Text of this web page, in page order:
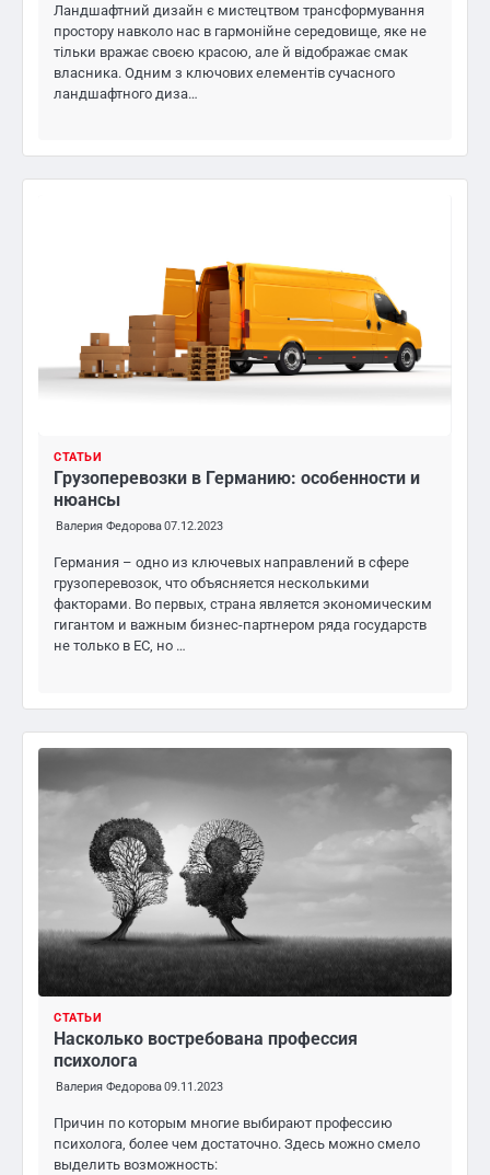
Ландшафтний дизайн є мистецтвом трансформування
простору навколо нас в гармонійне середовище, яке не
тільки вражає своєю красою, але й відображає смак
власника. Одним з ключових елементів сучасного
ландшафтного диза…
СТАТЬИ
Грузоперевозки в Германию: особенности и
нюансы
Валерия Федорова07.12.2023
Германия – одно из ключевых направлений в сфере
грузоперевозок, что объясняется несколькими
факторами. Во первых, страна является экономическим
гигантом и важным бизнес-партнером ряда государств
не только в ЕС, но …
СТАТЬИ
Насколько востребована профессия
психолога
Валерия Федорова09.11.2023
Причин по которым многие выбирают профессию
психолога, более чем достаточно. Здесь можно смело
выделить возможность: